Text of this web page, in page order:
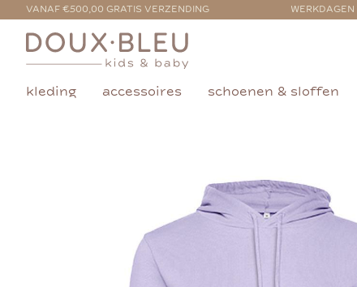
VANAF €500,00 GRATIS VERZENDING
kleding accessoires schoenen & sloffen